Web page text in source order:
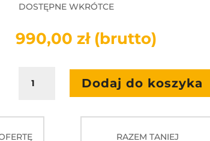
DOSTĘPNE WKRÓTCE
990,00zł (brutto)
Święta
długopisem
Dodaj do koszyka
RAZEM TANIEJ